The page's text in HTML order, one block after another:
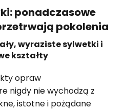
ponadczasowe
pokolenia
wyraziste sylwetki i
kształty
opraw
nigdy nie wychodzą z
istotne i pożądane